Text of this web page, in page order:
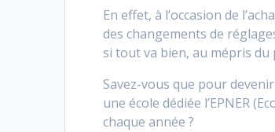
En effet, à l’occasion de
des changements de
si tout va bien, au mépris du
Savez-vous que pour
une école dédiée l’EPNER
chaque année ?